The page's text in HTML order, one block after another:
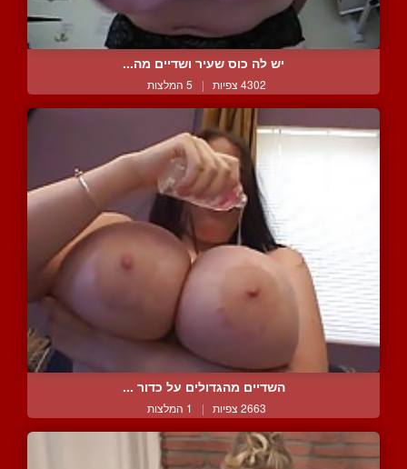
יש לה כוס שעיר ושדיים מה...
4302 צפיות | 5 המלצות
השדיים מהגדולים על כדור ...
2663 צפיות | 1 המלצות